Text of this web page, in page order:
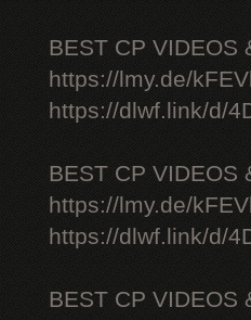
BEST CP VIDEOS
https://lmy.de/
https://dlwf.link/d/
BEST CP VIDEOS
https://lmy.de/
https://dlwf.link/d/
BEST CP VIDEOS